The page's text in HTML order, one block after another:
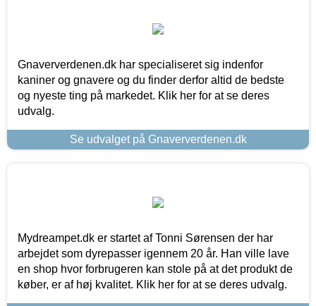
Gnaververdenen.dk har specialiseret sig indenfor
kaniner og gnavere og du finder derfor altid de bedste
og nyeste ting på markedet. Klik her for at se deres
udvalg.
Se udvalget på Gnaververdenen.dk
Mydreampet.dk er startet af Tonni Sørensen der har
arbejdet som dyrepasser igennem 20 år. Han ville lave
en shop hvor forbrugeren kan stole på at det produkt de
køber, er af høj kvalitet. Klik her for at se deres udvalg.